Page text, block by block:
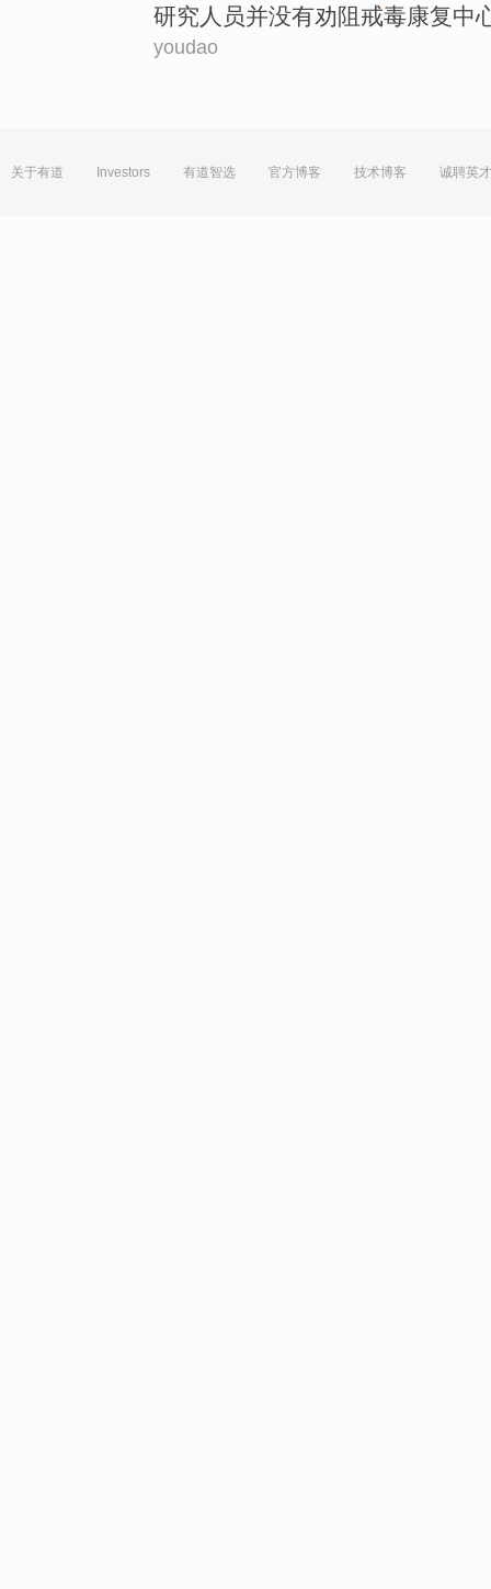
研究 人员并没有劝阻 戒毒康复中
youdao
关于有道 Investors 有道智选 官方博客 技术博客 诚聘英才